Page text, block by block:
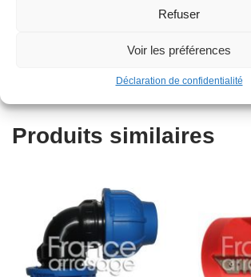
Refuser
Voir les préférences
Déclaration de confidentialité
Diamètre nominal : 63 mm
Produits similaires